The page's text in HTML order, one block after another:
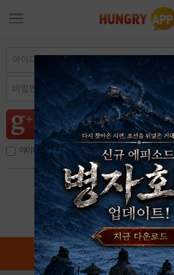
아이디, 이메일 저장
아이디 / 비밀번호 찾기